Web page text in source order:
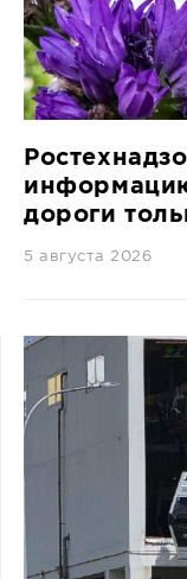
АФИША
СПРАВКА
КАМЕРЫ
СТАТЬИ
дороги
5 августа 2026